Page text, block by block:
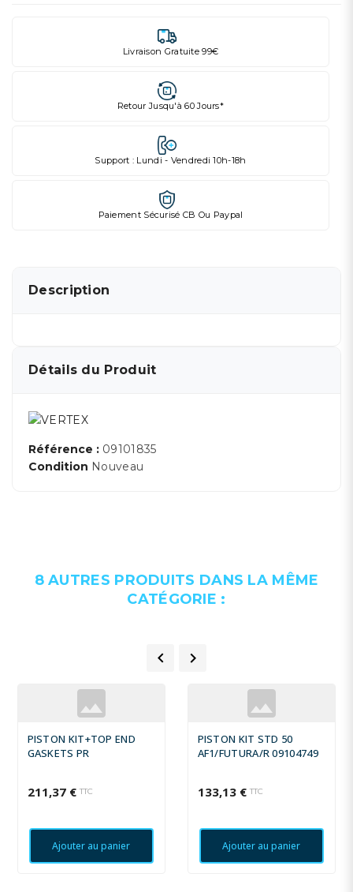
Livraison Gratuite 99€
Retour Jusqu'à 60 Jours*
Support : Lundi - Vendredi 10h-18h
Paiement Sécurisé CB Ou Paypal
Description
Détails du Produit
Référence : 09101835
Condition Nouveau
8 AUTRES PRODUITS DANS LA MÊME
CATÉGORIE :
 
PISTON KIT+TOP END
GASKETS PR
211,37 € TTC
Ajouter au panier
PISTON KIT STD 50
AF1/FUTURA/R 09104749
133,13 € TTC
Ajouter au panier